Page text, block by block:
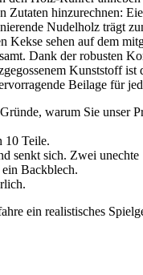
Zutaten hinzurechnen:
Nudelholz trägt
Kekse sehen auf dem
Dank der robusten
Kunststoff ist
Beilage für
warum Sie unser
10 Teile.
senkt sich. Zwei unechte
Backblech.
ein realistisches